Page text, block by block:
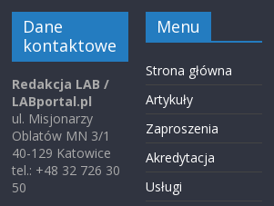
Dane
kontaktowe
Redakcja LAB /
LABportal.pl
ul. Misjonarzy
Oblatów MN 3/1
40-129 Katowice
tel.: +48 32 726 30
50
Menu
Strona główna
Artykuły
Zaproszenia
Akredytacja
Usługi